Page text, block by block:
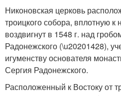
Никоновская церковь
троицкого собора, вплотную
воздвигнут в 1548 г. над
Радонежского (\u20201428),
игуменству основателя
Сергия Радонежского.
Расположенный к Востоку от